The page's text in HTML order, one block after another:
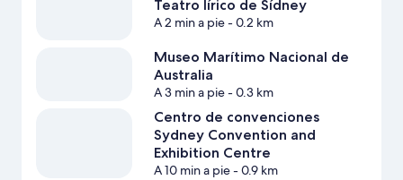
Teatro lírico de Sídney
A 2 min a pie- 0.2 km
Museo Marítimo Nacional de
Australia
A 3 min a pie- 0.3 km
Centro de convenciones
Sydney Convention and
Exhibition Centre
A 10 min a pie- 0.9 km